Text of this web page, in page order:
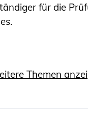
für die
Themen